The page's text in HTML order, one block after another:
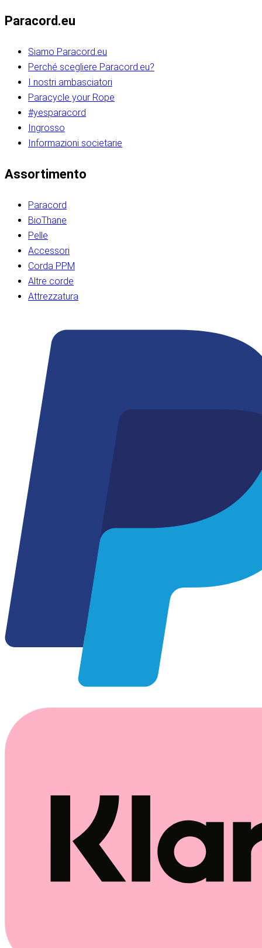
Paracord.eu
Siamo Paracord.eu
Perché scegliere Paracord.eu?
I nostri ambasciatori
Paracycle your Rope
#yesparacord
Ingrosso
Informazioni societarie​​​​‌ ‍ ​‍​‍‌‍ ‌ ​‍‌‍‍‌‌‍‌ ‌‍‍‌‌‍ ‍​‍​‍​ ‍‍​‍​‍‌ ​ ‌‍​‌‌‍ ‍‌‍‍‌‌ ‌​‌ ‍‌​‍ ‍‌‍‍‌‌‍ ​‍​‍​‍ ​​‍​‍‌‍‍​‌ ​‍‌‍‌‌‌‍‌‍​‍​‍​ ‍‍​‍​‍‌‍‍​‌ ‌​‌ ‌​‌ ​​‌ ​ ​ ‍‍​‍ ​‍ ‌ ​​‌‍​‌‌ ​‍‌‍​‌‌‍​ ‌‍ ‌ ​‍‌‍‌​​‍ ‍‌ ​ ‌‍​‌‌‍ ‍‌‍‍‌‌ ‌​‌ ‍‌​‍ ‍‌ ​ ‌ ‌​‌ ‌‌‌‍‌​‌‍‍‌‌‍ ​‍ ‌‍‍‌‌‍ ‍‌ ‌​‌‍‌‌‌‍ ‍‌ ‌​​‍ ‌‍‌‌‌‍‌​‌‍‍‌‌ ‌​​‍ ‌‍ ‌‌‍ ‌‍‌​‌‍‌‌​ ‌‌ ​​‌ ​‍‌‍‌‌‌ ​ ‌‍‌‌‌‍ ‍‌ ‌​‌‍​‌‌ ‌​‌‍‍‌‌‍ ‌‍ ‍​ ‍ ‌‍‍‌‌‍‌​​ ‌‌‍‌‍‌‍ ‌‍ ‌ ‌​‌‍‌‌‌ ​‍​‍ ‌‌‍​‍‌ ​‍‌‍​‌‌‍ ‍‌‍‌​​‍ ‌‌‍‍‌‌‍ ‌‌ ​​‌ ​‍‌‍‍‌‌‍ ‍‌ ‌​​ ‍ ‌ ‌​‌ ‍‌‌ ​​‌‍‌‌​ ‌‌ ‌​‌ ​‍‌‍​‌‌‍ ‍‌ ​ ‌‍ ​‌‍​‌‌ ‌​‌‍‌‌‌‍‌​​‍ ‌‌‍ ‌‌‍‌‌‌ ​ ‌ ​ ‌‍​‌‌‍‌ ‌‍‌‌​ ‍ ‌ ​​‌‍​‌‌ ‌​‌‍‍​​ ‌‌ ‌‍‌‍​‌‌‍ ​‌ ‌‌‌‍‌‌​‍ ‍‌‍‍‌‌ ‌​‌‌ ‌​‍‌‌‌‌​​ ‌‍​‍‌‍​‌‌ ​ ‌‍‌‌‌‌‌‌‌ ​‍‌‍ ​​ ‌‌‍‍​‌ ‌​‌ ‌​‌ ​​‌ ​ ​‍‌‌​ ​ ‌​​‌​‍‌‌​ ​‍‌​‌‍​‍‌‌​ ​‍‌​‌‍‌ ​​‌‍​‌‌ ​‍‌‍​‌‌‍​ ‌‍ ‌ ​‍‌‍‌​​‍ ‍‌ ​ ‌‍​‌‌‍ ‍‌‍‍‌‌ ‌​‌ ‍‌​‍ ‍‌ ​ ‌ ‌​‌ ‌‌‌‍‌​‌‍‍‌‌‍ ​‍‌‍‌‍‍‌‌‍‌​​ ‌‌‍‌‍‌‍ ‌‍ ‌ ‌​‌‍‌‌‌ ​‍​‍ ‌‌‍​‍‌ ​‍‌‍​‌‌‍ ‍‌‍‌​​‍ ‌‌‍‍‌‌‍ ‌‌ ​​‌ ​‍‌‍‍‌‌‍ ‍‌ ‌​​‍‌‍‌ ‌​‌ ‍‌‌ ​​‌‍‌‌​ ‌‌ ‌​‌ ​‍‌‍​‌‌‍ ‍‌ ​ ‌‍ ​‌‍​‌‌ ‌​‌‍‌‌‌‍‌​​‍ ‌‌‍ ‌‌‍‌‌‌ ​ ‌ ​ ‌‍​‌‌‍‌ ‌‍‌‌​‍‌‍‌ ​​‌‍​‌‌ ‌​‌‍‍​​ ‌‌ ‌‍‌‍​‌‌‍ ​‌ ‌‌‌‍‌‌​‍ ‍‌‍‍‌‌ ‌​‌‌ ‌​‍‌‌‌‌​​‍‌‍‌ ​​‌‍‌‌‌ ​‍‌ ​ ‌ ​​‌‍‌‌‌‍​ ‌ ‌​‌‍‍‌‌ ‌‍‌‍‌‌​ ‌‌ ​​‌ ‌‌‌‍​‍‌‍ ​‌‍‍‌‌ ​ ‌‍‍​‌‍‌‌‌‍‌​​‍​‍‌ ‌​​​​‌ ‍ ​‍​‍‌‍ ‌ ​‍‌‍‍‌‌‍‌ ‌‍‍‌‌‍ ‍​‍​‍​ ‍‍​‍​‍‌ ​ ‌‍​‌‌‍ ‍‌‍‍‌‌ ‌​‌ ‍‌​‍ ‍‌‍‍‌‌‍ ​‍​‍​‍ ​​‍​‍‌‍‍​‌ ​‍‌‍‌‌‌‍‌‍​‍​‍​ ‍‍​‍​‍‌‍‍​‌ ‌​‌ ‌​‌ ​​‌ ​ ​ ‍‍​‍ ​‍ ‌ ​​‌‍​‌‌ ​‍‌‍​‌‌‍​ ‌‍ ‌ ​‍‌‍‌​​‍ ‍‌ ​ ‌‍​‌‌‍ ‍‌‍‍‌‌ ‌​‌ ‍‌​‍ ‍‌ ​ ‌ ‌​‌ ‌‌‌‍‌​‌‍‍‌‌‍ ​‍ ‌‍‍‌‌‍ ‍‌ ‌​‌‍‌‌‌‍ ‍‌ ‌​​‍ ‌‍‌‌‌‍‌​‌‍‍‌‌ ‌​​‍ ‌‍ ‌‌‍ ‌‍‌​‌‍‌‌​ ‌‌ ​​‌ ​‍‌‍‌‌‌ ​ ‌‍‌‌‌‍ ‍‌ ‌​‌‍​‌‌ ‌​‌‍‍‌‌‍ ‌‍ ‍​ ‍ ‌‍‍‌‌‍‌​​ ‌‌‍‌‍‌‍ ‌‍ ‌ ‌​‌‍‌‌‌ ​‍​‍ ‌‌‍​‍‌ ​‍‌‍​‌‌‍ ‍‌‍‌​​‍ ‌‌‍‍‌‌‍ ‌‌ ​​‌ ​‍‌‍‍‌‌‍ ‍‌ ‌​​ ‍ ‌ ‌​‌ ‍‌‌ ​​‌‍‌‌​ ‌‌ ‌​‌ ​‍‌‍​‌‌‍ ‍‌ ​ ‌‍ ​‌‍​‌‌ ‌​‌‍‌‌‌‍‌​​‍ ‌‌‍ ‌‌‍‌‌‌ ​ ‌ ​ ‌‍​‌‌‍‌ ‌‍‌‌​ ‍ ‌ ​​‌‍​‌‌ ‌​‌‍‍​​ ‌‌ ‌‍‌‍​‌‌‍ ​‌ ‌‌‌‍‌‌​‍ ‍‌‍‍‌‌ ‌​‌‌ ‌​‍‌‌‌‌​​ ‌‍​‍‌‍​‌‌ ​ ‌‍‌‌‌‌‌‌‌ ​‍‌‍ ​​ ‌‌‍‍​‌ ‌​‌ ‌​‌ ​​‌ ​ ​‍‌‌​ ​ ‌​​‌​‍‌‌​ ​‍‌​‌‍​‍‌‌​ ​‍‌​‌‍‌ ​​‌‍​‌‌ ​‍‌‍​‌‌‍​ ‌‍ ‌ ​‍‌‍‌​​‍ ‍‌ ​ ‌‍​‌‌‍ ‍‌‍‍‌‌ ‌​‌ ‍‌​‍ ‍‌ ​ ‌ ‌​‌ ‌‌‌‍‌​‌‍‍‌‌‍ ​‍‌‍‌‍‍‌‌‍‌​​ ‌‌‍‌‍‌‍ ‌‍ ‌ ‌​‌‍‌‌‌ ​‍​‍ ‌‌‍​‍‌ ​‍‌‍​‌‌‍ ‍‌‍‌​​‍ ‌‌‍‍‌‌‍ ‌‌ ​​‌ ​‍‌‍‍‌‌‍ ‍‌ ‌​​‍‌‍‌ ‌​‌ ‍‌‌ ​​‌‍‌‌​ ‌‌ ‌​‌ ​‍‌‍​‌‌‍ ‍‌ ​ ‌‍ ​‌‍​‌‌ ‌​‌‍‌‌‌‍‌​​‍ ‌‌‍ ‌‌‍‌‌‌ ​ ‌ ​ ‌‍​‌‌‍‌ ‌‍‌‌​‍‌‍‌ ​​‌‍​‌‌ ‌​‌‍‍​​ ‌‌ ‌‍‌‍​‌‌‍ ​‌ ‌‌‌‍‌‌​‍ ‍‌‍‍‌‌ ‌​‌‌ ‌​‍‌‌‌‌​​‍‌‍‌ ​​‌‍‌‌‌ ​‍‌ ​ ‌ ​​‌‍‌‌‌‍​ ‌ ‌​‌‍‍‌‌ ‌‍‌‍‌‌​ ‌‌ ​​‌ ‌‌‌‍​‍‌‍ ​‌‍‍‌‌ ​ ‌‍‍​‌‍‌‌‌‍‌​​‍​‍‌ ‌
Assortimento
Paracord
BioThane
Pelle
Accessori
Corda PPM
Altre corde
Attrezzatura